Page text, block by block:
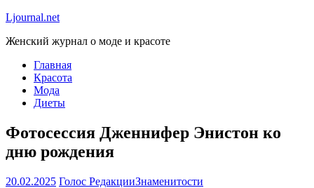
Ljournal.net
Женский журнал о моде и красоте
Главная
Красота
Мода
Диеты
Фотосессия Дженнифер Энистон ко
дню рождения
20.02.2025 Голос РедакцииЗнаменитости